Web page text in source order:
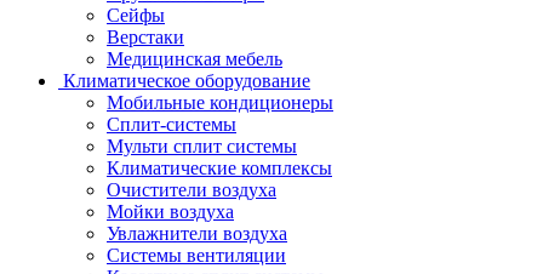
Сейфы
Верстаки
Медицинская мебель
Климатическое оборудование
Мобильные кондиционеры
Сплит-системы
Мульти сплит системы
Климатические комплексы
Очистители воздуха
Мойки воздуха
Увлажнители воздуха
Системы вентиляции